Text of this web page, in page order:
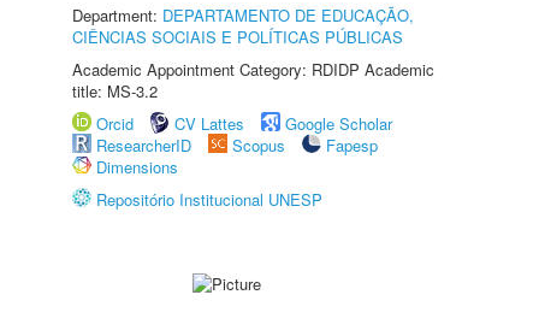
Department: DEPARTAMENTO DE EDUCAÇÃO,
CIÊNCIAS SOCIAIS E POLÍTICAS PÚBLICAS
Academic Appointment Category: RDIDP Academic
title: MS-3.2
Orcid
CV Lattes
Google Scholar
ResearcherID
Scopus
Fapesp
Dimensions
Repositório Institucional UNESP